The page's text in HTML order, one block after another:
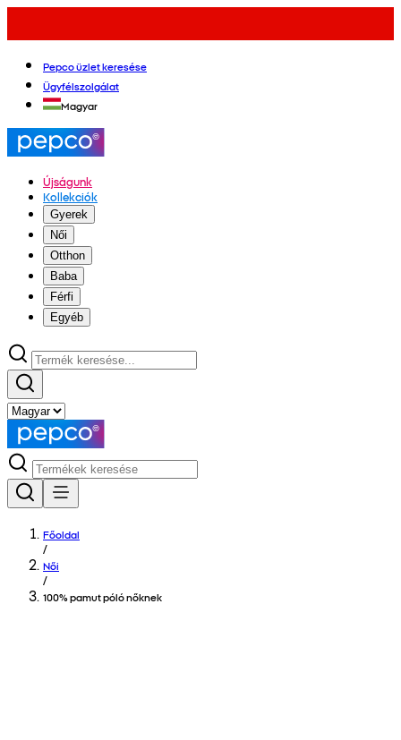
Pepco üzlet keresése
Ügyfélszolgálat
Magyar
Újságunk
Kollekciók
Gyerek
Női
Otthon
Baba
Férfi
Egyéb
Főoldal
/
Női
/
100% pamut póló nőknek